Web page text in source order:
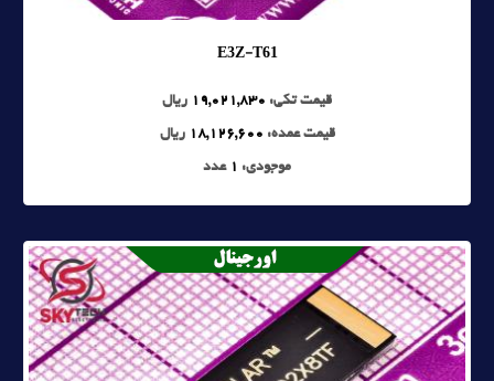
E3Z-T61
قیمت تکی: 19,021,830 ریال
قیمت عمده: 18,126,600 ریال
موجودی: 1 عدد